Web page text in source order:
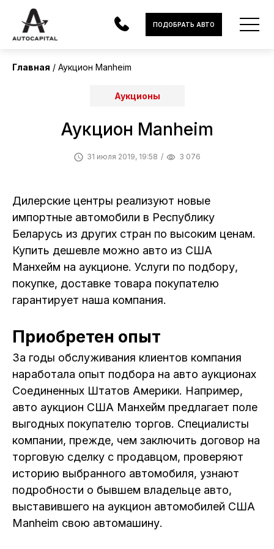
В НАЛИЧИИ
МОТОЦИКЛЫ
ЛИЗИНГ
НОВОСТИ
ОТЗЫВЫ
ВАКАНСИИ
О КОМПАНИИ
КОНТАКТЫ
ПОДОБРАТЬ АВТО
Главная Аукцион Manheim
Аукционы
Аукцион Manheim
31 июля 2019, 19:58 3 076
Дилерские центры реализуют новые
импортные автомобили в Республику
Беларусь из других стран по высоким ценам.
Купить дешевле можно авто из США
Манхейм на аукционе. Услуги по подбору,
покупке, доставке товара покупателю
гарантирует наша компания.
Приобретен опыт
За годы обслуживания клиентов компания
наработала опыт подбора на авто аукционах
Соединенных Штатов Америки. Например,
авто аукцион США Манхейм предлагает поле
выгодных покупателю торгов. Специалисты
компании, прежде, чем заключить договор на
торговую сделку с продавцом, проверяют
историю выбранного автомобиля, узнают
подробности о бывшем владельце авто,
выставившего на аукцион автомобилей США
Manheim свою автомашину.